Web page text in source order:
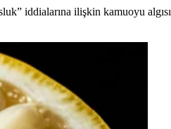
iddialarına ilişkin kamuoyu